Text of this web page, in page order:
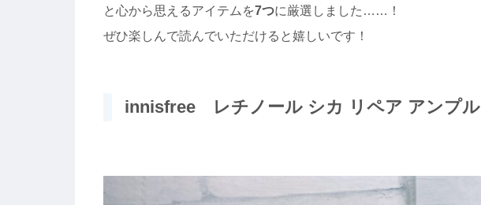
と心から思えるアイテムを7つに厳選しました……！
ぜひ楽しんで読んでいただけると嬉しいです！
innisfree レチノール シカ リペア アンプル